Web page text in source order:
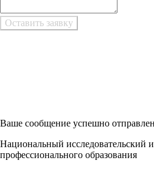
Ваше сообщение успешно
Национальный исследовательский
профессионального образования